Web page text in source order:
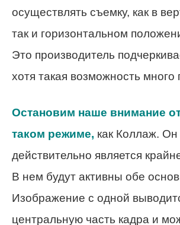
осуществлять съемку, как в
так и горизонтальном
Это производитель
хотя такая возможность много
Остановим наше внимание
таком режиме, как Коллаж. Он
действительно является
В нем будут активны обе
Изображение с одной
центральную часть кадра и